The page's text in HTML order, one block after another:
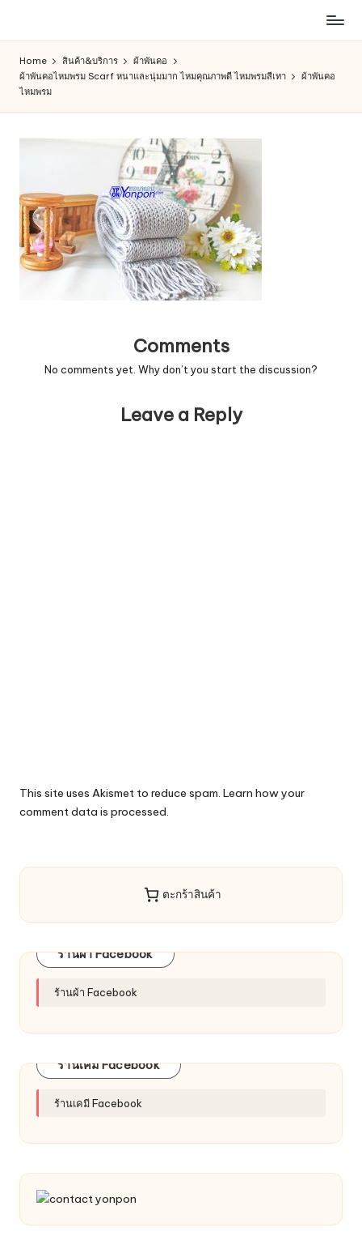
content
สินค้า
ออนไลน์
รัก
Home สินค้า&บริการ
ผ้าพันคอ
ผ้าพันคอไหมพรม Scarf หนาและนุ่มมาก ไหมคุณภาพดี ไหมพรมสีเทา
ผ้าพันคอ
ไหมพรม
Comments
No comments yet. Why don’t you start the discussion?
Leave a Reply
This site uses Akismet to reduce spam. Learn how your
comment data is processed.
ตะกร้าสินค้า
ร้านผ้า Facebook
ร้านผ้า Facebook
ร้านเคมี Facebook
ร้านเคมี Facebook